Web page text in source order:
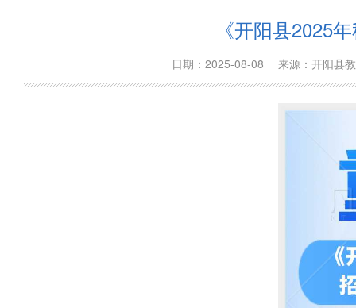
《开阳县2025
日期：2025-08-08 来源：开阳